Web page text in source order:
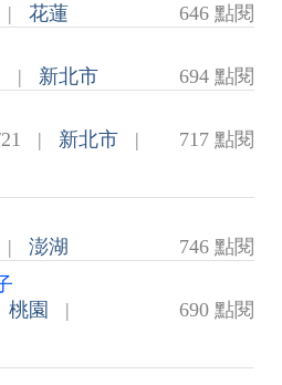
| 花蓮
646 點閱
| 新北市
694 點閱
| 新北市 717 點閱
|
| 澎湖
746 點閱
桃園 690 點閱
|